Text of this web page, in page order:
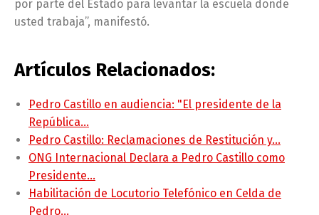
por parte del Estado para levantar la escuela donde
usted trabaja”, manifestó.
Artículos Relacionados:
Pedro Castillo en audiencia: "El presidente de la
República…
Pedro Castillo: Reclamaciones de Restitución y…
ONG Internacional Declara a Pedro Castillo como
Presidente…
Habilitación de Locutorio Telefónico en Celda de
Pedro…